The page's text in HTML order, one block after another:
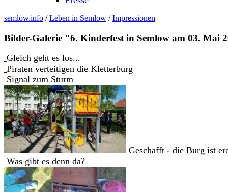
semlow.info /Leben in Semlow /Impressionen
Bilder-Galerie "6. Kinderfest in Semlow am 03. Mai
Gleich geht es los...
Piraten verteitigen die Kletterburg
Signal zum Sturm
Geschafft - die Burg ist
Was gibt es denn da?